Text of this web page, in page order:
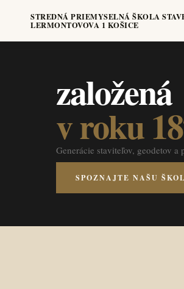
STREDNÁ PRIEMYSELNÁ ŠKOLA
LERMONTOVOVA 1 KOŠICE
založená
v roku
Generácie staviteľov, geodetov a
SPOZNAJTE NAŠU